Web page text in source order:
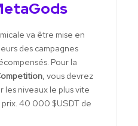
va être mise en
des campagnes
Pour la
, vous devrez
niveaux le plus vite
40 000 $USDT de